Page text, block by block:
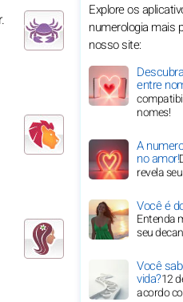
Explore os
numerologia mais
nosso site:
entre
nomes!
A
no amor!
revela
Você é
Entenda
seu
Você
vida?12
acordo